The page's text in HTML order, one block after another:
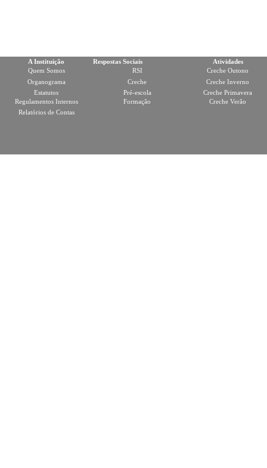
A Instituição Respostas Sociais
Atividades
Quem Somos
RSI
Creche Outono
Organograma
Creche
Creche Inverno
Estatutos
Pré-escola
Creche Primavera
Regulamentos Internos
Formação
Creche Verão
Relatórios de Contas